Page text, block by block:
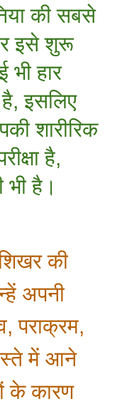
की सबसे
इसे शुरू
भी हार
इसलिए
शारीरिक
है,
भी है।
की
अपनी
पराक्रम,
में आने
के कारण